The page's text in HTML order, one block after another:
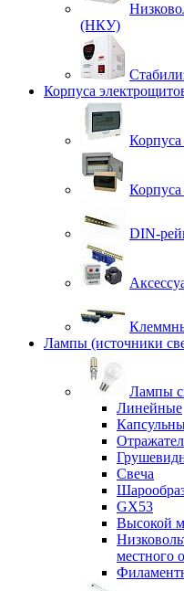
(НКУ)
Корпуса
DIN-
Лампы (источники
Лампы
Линейные
Свеча
GX53
Высокой
местного